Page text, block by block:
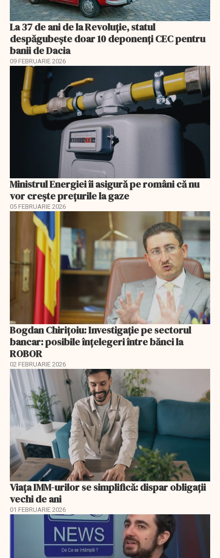
La 37 de ani de la Revoluție, statul
despăgubește doar 10 deponenți CEC pentru
banii de Dacia
09 FEBRUARIE 2026
Ministrul Energiei îi asigură pe români că nu
vor creşte preţurile la gaze
05 FEBRUARIE 2026
Bogdan Chirițoiu: Investigație pe sectorul
bancar: posibile înțelegeri între bănci la
ROBOR
02 FEBRUARIE 2026
Viața IMM-urilor se simplifică: dispar obligații
vechi de ani
01 FEBRUARIE 2026
EXCLUSIV